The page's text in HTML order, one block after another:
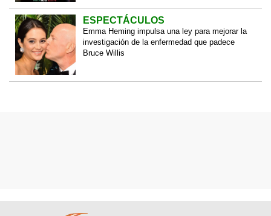
ESPECTÁCULOS
Emma Heming impulsa una ley para mejorar la
investigación de la enfermedad que padece
Bruce Willis